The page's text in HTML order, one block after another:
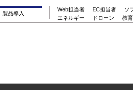
製品導入
Web担当者 EC担当者
ソ
エネルギー
ドローン 教